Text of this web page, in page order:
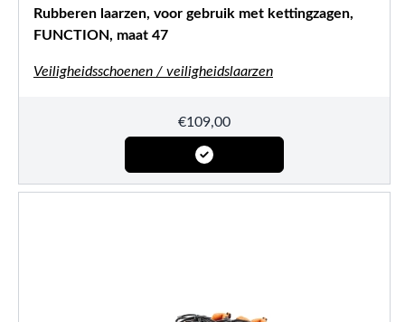
Rubberen laarzen, voor gebruik met kettingzagen,
FUNCTION, maat 47
Veiligheidsschoenen / veiligheidslaarzen
€109,00